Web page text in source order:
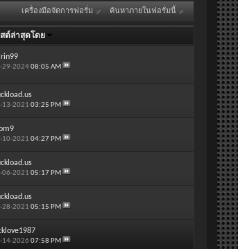
เครื่องมือจัดการฟอรั่ม ค้นหาภายในฟอรั่มนี้
สต์ล่าสุดโดย
29-202408:05 AM
13-2021 03:25 PM
10-2021 04:27 PM
06-2021 05:17 PM
28-2021 05:15 PM
14-2026 07:58 PM